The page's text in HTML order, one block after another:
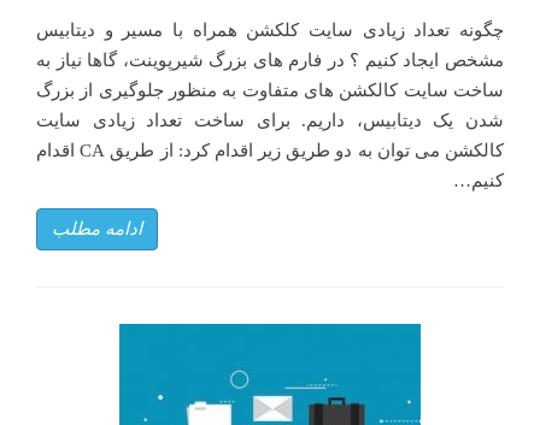
چگونه تعداد زیادی سایت کلکشن همراه با مسیر و دیتابیس
مشخص ایجاد کنیم ؟ در فارم های بزرگ شیرپوینت، گاها نیاز به
ساخت سایت کالکشن های متفاوت به منظور جلوگیری از بزرگ
شدن یک دیتابیس، داریم. برای ساخت تعداد زیادی سایت
کالکشن می توان به دو طریق زیر اقدام کرد: از طریق CA اقدام
کنیم…
ادامه مطلب